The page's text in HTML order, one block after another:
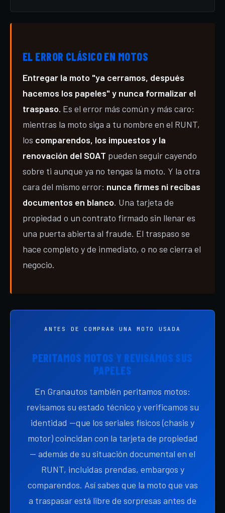
EL ERROR CLÁSICO EN MOTOS
Entregar la moto "ya cerramos, después
hacemos los papeles" y nunca formalizar el
traspaso. Es el error más común y más caro:
mientras la moto siga a tu nombre en el RUNT,
los comparendos, los impuestos y la
renovación del SOAT pueden seguir cayendo
sobre ti aunque ya no tengas la moto. Y la otra
cara del mismo error: nunca firmes ni recibas
documentos en blanco. Una tarjeta de
propiedad o un contrato firmado sin llenar es
una puerta abierta al fraude. El traspaso se
hace completo y de inmediato, o no se cierra el
negocio.
ANTES DE COMPRAR UNA MOTO USADA
PERITAMOS MOTOS Y REVISAMOS SUS
PAPELES
En Granautos también peritamos motos:
revisamos su estado técnico y verificamos su
identidad —que los seriales físicos (chasis y
motor) coincidan con la tarjeta de propiedad
— además de su situación documental en el
RUNT, incluidas prendas, embargos y
comparendos. Así sabes que la moto que vas
a traspasar está libre de sorpresas antes de